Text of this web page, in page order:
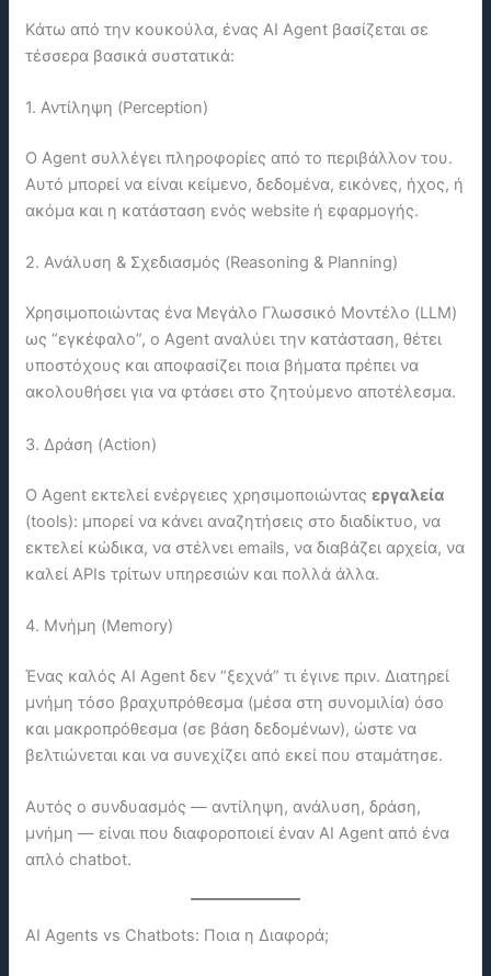
Κάτω από την κουκούλα, ένας AI Agent βασίζεται σε
τέσσερα βασικά συστατικά:
1. Αντίληψη (Perception)
Ο Agent συλλέγει πληροφορίες από το περιβάλλον του.
Αυτό μπορεί να είναι κείμενο, δεδομένα, εικόνες, ήχος, ή
ακόμα και η κατάσταση ενός website ή εφαρμογής.
2. Ανάλυση & Σχεδιασμός (Reasoning & Planning)
Χρησιμοποιώντας ένα Μεγάλο Γλωσσικό Μοντέλο (LLM)
ως “εγκέφαλο”, ο Agent αναλύει την κατάσταση, θέτει
υποστόχους και αποφασίζει ποια βήματα πρέπει να
ακολουθήσει για να φτάσει στο ζητούμενο αποτέλεσμα.
3. Δράση (Action)
Ο Agent εκτελεί ενέργειες χρησιμοποιώνταςεργαλεία
(tools): μπορεί να κάνει αναζητήσεις στο διαδίκτυο, να
εκτελεί κώδικα, να στέλνει emails, να διαβάζει αρχεία, να
καλεί APIs τρίτων υπηρεσιών και πολλά άλλα.
4. Μνήμη (Memory)
Ένας καλός AI Agent δεν “ξεχνά” τι έγινε πριν. Διατηρεί
μνήμη τόσο βραχυπρόθεσμα (μέσα στη συνομιλία) όσο
και μακροπρόθεσμα (σε βάση δεδομένων), ώστε να
βελτιώνεται και να συνεχίζει από εκεί που σταμάτησε.
Αυτός ο συνδυασμός — αντίληψη, ανάλυση, δράση,
μνήμη — είναι που διαφοροποιεί έναν AI Agent από ένα
απλό chatbot.
AI Agents vs Chatbots: Ποια η Διαφορά;